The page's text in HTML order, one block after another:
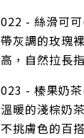
022 - 絲滑可
帶灰調的玫瑰
高，自然拉長
023 - 榛果奶
溫暖的淺棕奶
不挑膚色的百